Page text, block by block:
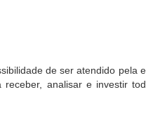
de ser atendido pela
analisar e investir